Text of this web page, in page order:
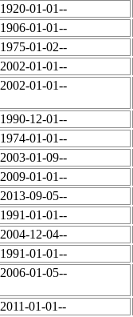
1920-01-01--
1906-01-01--
1975-01-02--
2002-01-01--
2002-01-01--
1990-12-01--
1974-01-01--
2003-01-09--
2009-01-01--
2013-09-05--
1991-01-01--
2004-12-04--
1991-01-01--
2006-01-05--
2011-01-01--